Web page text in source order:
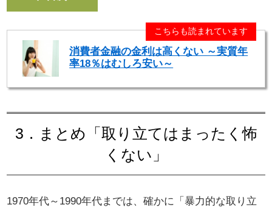
こちらも読まれています
消費者金融の金利は高くない ～実質年
率18％はむしろ安い～
3．まとめ「取り立てはまったく怖
くない」
1970年代～1990年代までは、確かに「暴力的な取り立